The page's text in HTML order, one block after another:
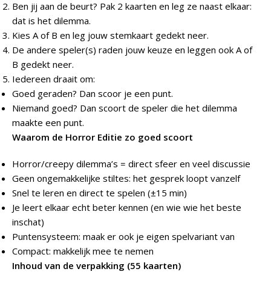
Ben jij aan de beurt? Pak 2 kaarten en leg ze naast elkaar:
dat is het dilemma.
Kies A of B en leg jouw stemkaart gedekt neer.
De andere speler(s) raden jouw keuze en leggen ook A of
B gedekt neer.
Iedereen draait om:
Goed geraden? Dan scoor je een punt.
Niemand goed? Dan scoort de speler die het dilemma
maakte een punt.
Waarom de Horror Editie zo goed scoort
Horror/creepy dilemma’s = direct sfeer en veel discussie
Geen ongemakkelijke stiltes: het gesprek loopt vanzelf
Snel te leren en direct te spelen (±15 min)
Je leert elkaar echt beter kennen (en wie wie het beste
inschat)
Puntensysteem: maak er ook je eigen spelvariant van
Compact: makkelijk mee te nemen
Inhoud van de verpakking (55 kaarten)